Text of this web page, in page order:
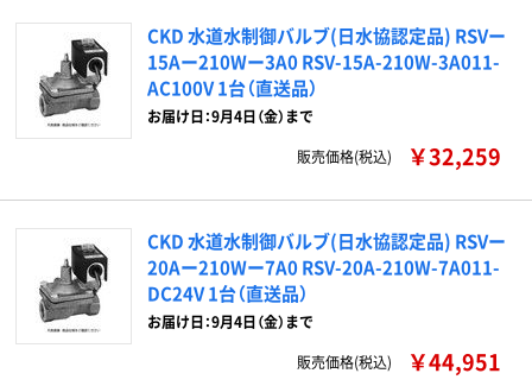
CKD 水道水制御バルブ(日水協認定品) RSVー
15Aー210Wー3A0 RSV-15A-210W-3A011-
AC100V 1台（直送品）
お届け日：9月4日（金）まで
販売価格(税込)
￥32,259
CKD 水道水制御バルブ(日水協認定品) RSVー
20Aー210Wー7A0 RSV-20A-210W-7A011-
DC24V 1台（直送品）
お届け日：9月4日（金）まで
販売価格(税込)
￥44,951